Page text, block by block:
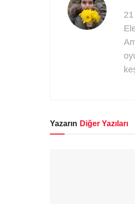
Yazarın Diğer Yazıları